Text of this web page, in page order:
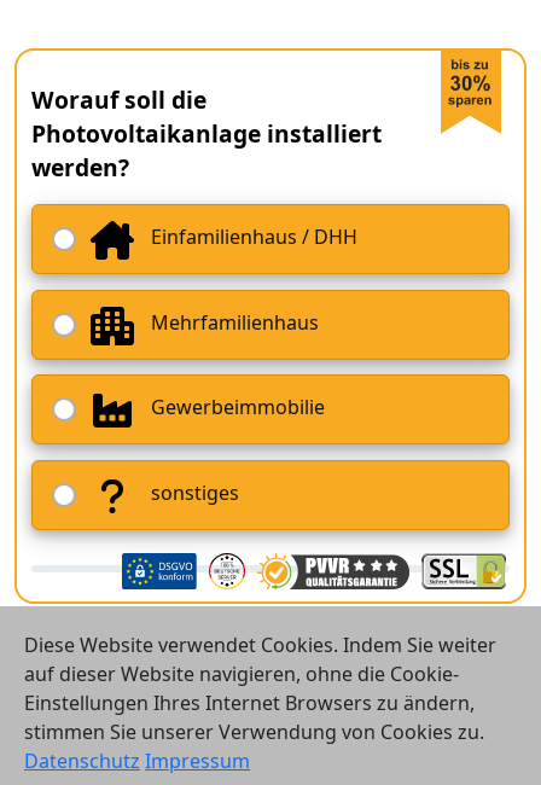
Worauf soll die
Photovoltaikanlage installiert
werden?
Einfamilienhaus / DHH
Mehrfamilienhaus
Gewerbeimmobilie
sonstiges
© 2026 Vergleichsrechner24 GmbH
Diese Website verwendet Cookies. Indem Sie weiter
auf dieser Website navigieren, ohne die Cookie-
Einstellungen Ihres Internet Browsers zu ändern,
stimmen Sie unserer Verwendung von Cookies zu.
Datenschutz Impressum